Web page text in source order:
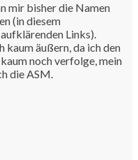
mir bisher die Namen
(in diesem
Links).
kaum äußern, da ich den
noch verfolge, mein
die ASM.